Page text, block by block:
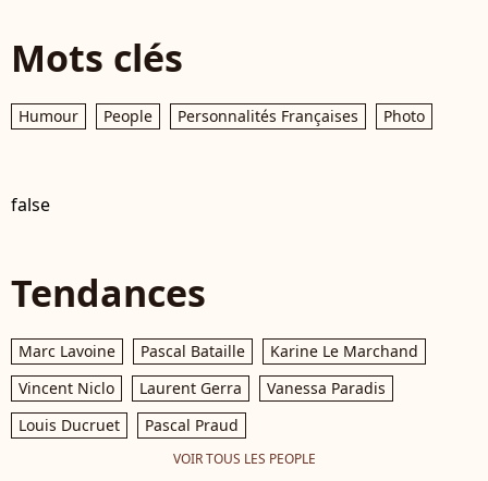
Mots clés
Humour People Personnalités Françaises Photo
false
Tendances
Marc Lavoine Pascal Bataille
Karine Le Marchand
Vincent Niclo
Laurent Gerra
Vanessa Paradis
Louis Ducruet
Pascal Praud
VOIR TOUS LES PEOPLE